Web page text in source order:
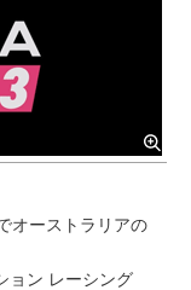
オーストラリアの
ョン レーシング